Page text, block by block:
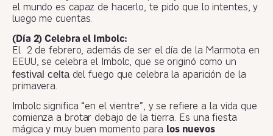
el mundo es capaz de hacerlo, te pido que lo intentes, y
luego me cuentas.
(Día 2) Celebra el Imbolc:
El 2 de febrero, además de ser el día de la Marmota en
EEUU, se celebra el Imbolc, que se originó como un
festival celtadel fuego que celebra la aparición de la
primavera.
Imbolc significa “en el vientre”, y se refiere a la vida que
comienza a brotar debajo de la tierra. Es una fiesta
mágica y muy buen momento para los nuevos